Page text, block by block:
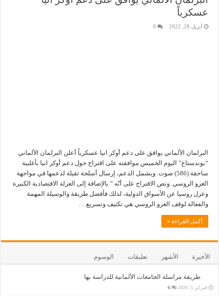
عسكرياً
أبريل 28, 2022 0
البرلمان الألماني يوافق على دعم أوكر انيا عسكرياً أعلن البرلمان الألماني
“بوندستاغ” اليوم الخميس موافقته على اقتراح حول دعم أوكر انيا بأغلبية
ساحقة (586) صوت. ويشمل الدعم، إرسال أسلحة ثقيلة لدعمها في مواجهة
الغزو الروسي. ونص الاقتراح على أنّه ” بالإضافة إلى العزلة الاقتصادية الكبيرة
وعزل روسيا عن الأسواق الدولية، لذلك فأفضل طريقة والوسيلة المهمة
والفعالة لوقف الغزو الروسي هي تكثيف وتسريع …
أكمل القراءة »
الأخيرة الأشهر تعليقات الوسوم
طريقة مراسلة الجامعات الألمانية للدراسة بها
فبراير 5, 2020 6